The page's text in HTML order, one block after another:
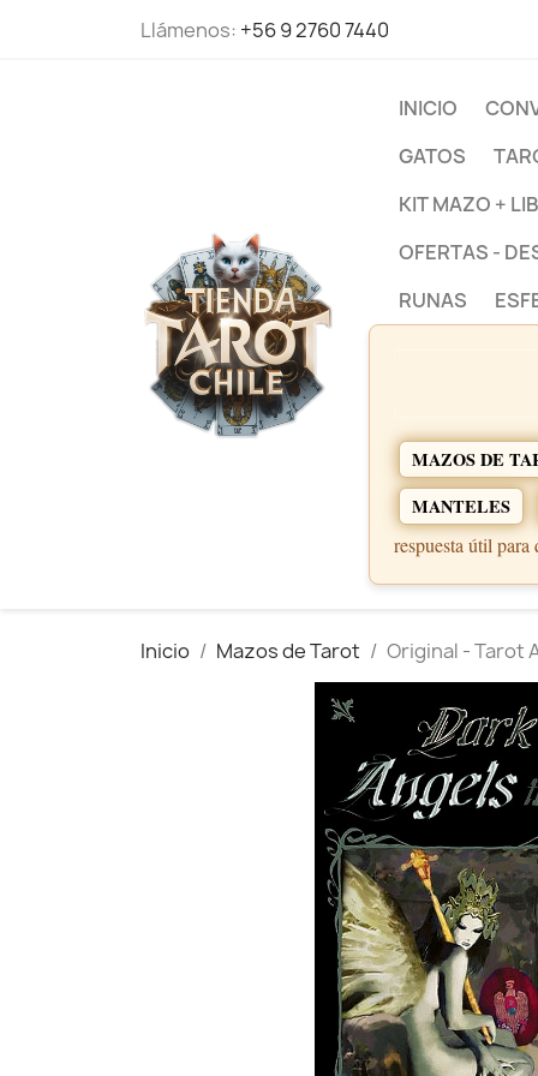
Llámenos: +56 9 2760 7440
INICIO
GATOS
KIT MAZO +
OFERTAS -
RUNAS
MAZOS DE
MANTELES
respuesta útil para
Inicio Mazos de Tarot Original - Tarot